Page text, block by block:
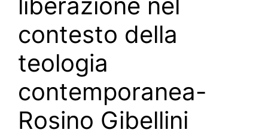
contesto della
teologia
contemporanea-
Rosino Gibellini